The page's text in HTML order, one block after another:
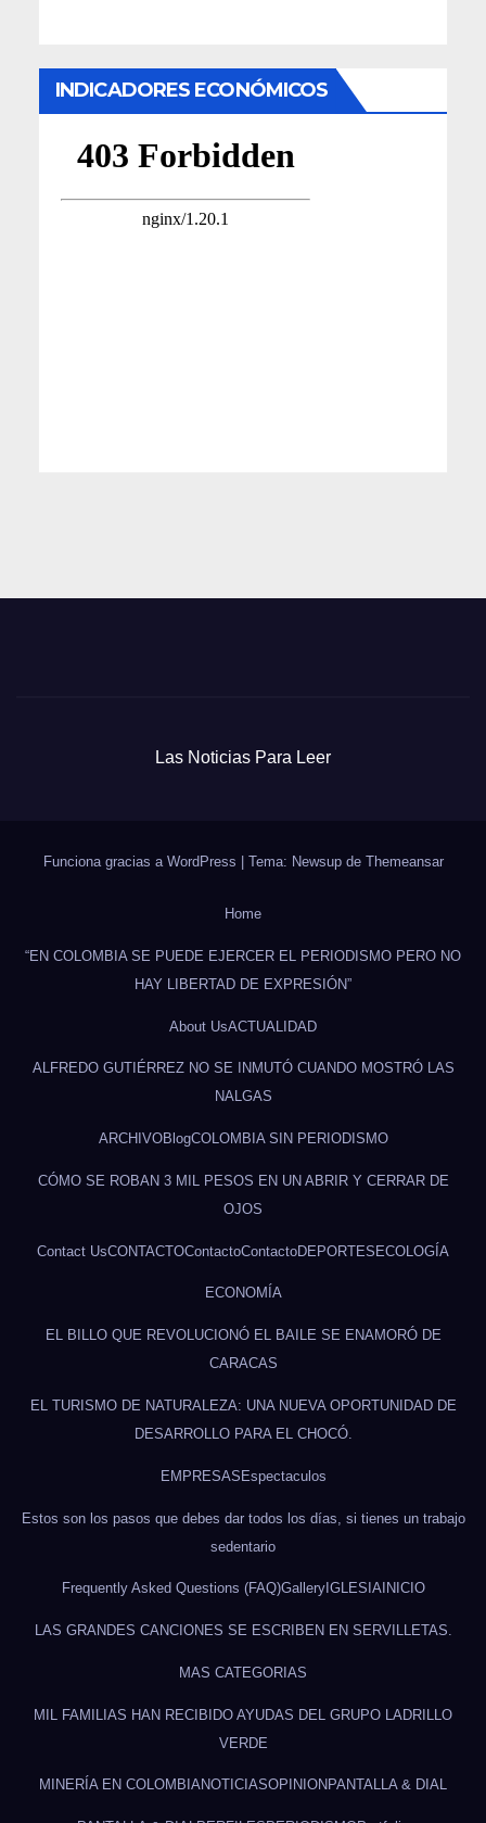
INDICADORES ECONÓMICOS
Las Noticias Para Leer
Funciona gracias a WordPress | Tema: Newsup de Themeansar
Home
“EN COLOMBIA SE PUEDE EJERCER EL PERIODISMO PERO NO
HAY LIBERTAD DE EXPRESIÓN”
About UsACTUALIDAD
ALFREDO GUTIÉRREZ NO SE INMUTÓ CUANDO MOSTRÓ LAS
NALGAS
ARCHIVOBlogCOLOMBIA SIN PERIODISMO
CÓMO SE ROBAN 3 MIL PESOS EN UN ABRIR Y CERRAR DE
OJOS
Contact UsCONTACTOContactoContactoDEPORTESECOLOGÍA
ECONOMÍA
EL BILLO QUE REVOLUCIONÓ EL BAILE SE ENAMORÓ DE
CARACAS
EL TURISMO DE NATURALEZA: UNA NUEVA OPORTUNIDAD DE
DESARROLLO PARA EL CHOCÓ.
EMPRESAS Espectaculos
Estos son los pasos que debes dar todos los días, si tienes un trabajo
sedentario
Frequently Asked Questions (FAQ)GalleryIGLESIAINICIO
LAS GRANDES CANCIONES SE ESCRIBEN EN SERVILLETAS.
MAS CATEGORIAS
MIL FAMILIAS HAN RECIBIDO AYUDAS DEL GRUPO LADRILLO
VERDE
MINERÍA EN COLOMBIANOTICIASOPINION PANTALLA & DIAL